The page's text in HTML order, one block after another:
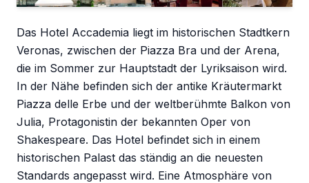
Das Hotel Accademia liegt im historischen Stadtkern
Veronas, zwischen der Piazza Bra und der Arena,
die im Sommer zur Hauptstadt der Lyriksaison wird.
In der Nähe befinden sich der antike Kräutermarkt
Piazza delle Erbe und der weltberühmte Balkon von
Julia, Protagonistin der bekannten Oper von
Shakespeare. Das Hotel befindet sich in einem
historischen Palast das ständig an die neuesten
Standards angepasst wird. Eine Atmosphäre von